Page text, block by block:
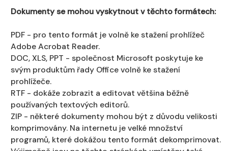
Dokumenty se mohou vyskytnout v těchto formátech:
PDF - pro tento formát je volně ke stažení prohlížeč
Adobe Acrobat Reader.
DOC, XLS, PPT - společnost Microsoft poskytuje ke
svým produktům řady Office volně ke stažení
prohlížeče.
RTF - dokáže zobrazit a editovat většina běžně
používaných textových editorů.
ZIP - některé dokumenty mohou být z důvodu velikosti
komprimovány. Na internetu je velké množství
programů, které dokážou tento formát dekomprimovat.